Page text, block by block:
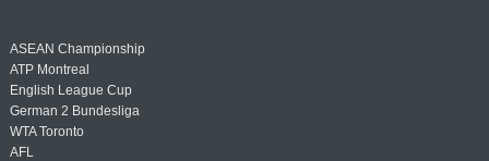
ASEAN Championship
ATP Montreal
English League Cup
German 2 Bundesliga
WTA Toronto
AFL